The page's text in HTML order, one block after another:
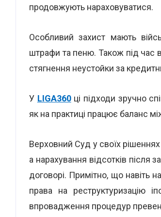
продовжують нараховуватися.
Особливий захист мають
штрафи та пеню. Також під час
стягнення неустойки за
У LIGA360ці підходи зручно
як на практиці працює баланс
Верховний Суд у своїх
а нарахування відсотків після
договорі. Примітно, що навіть
права на реструктуризацію
впровадження процедур